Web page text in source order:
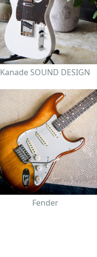
Kanade SOUND DESIGN
Fender